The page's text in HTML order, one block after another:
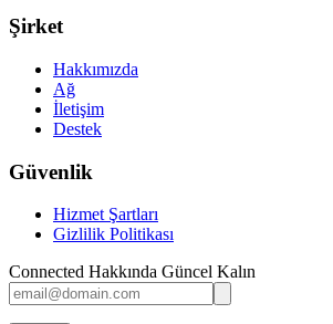
Şirket
Hakkımızda
Ağ
İletişim
Destek
Güvenlik
Hizmet Şartları
Gizlilik Politikası
Connected Hakkında Güncel Kalın